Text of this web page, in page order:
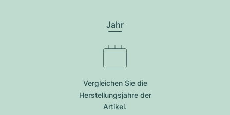
Jahr
Vergleichen Sie die
Herstellungsjahre der
Artikel.